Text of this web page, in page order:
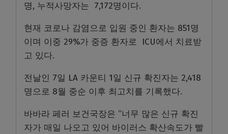
명, 누적사망자는 7,172명이다.
현재 코로나 감염으로 입원 중인 환자는 851명
이며 이중 29%가 중증 환자로 ICU에서 치료받
고 있다.
전날인 7일 LA 카운티 1일 신규 확진자는 2,418
명으로 8월 중순 이후 최고치를 기록했다.
바바라 페러 보건국장은 “너무 많은 신규 확진
자가 매일 나오고 있어 바이러스 확산속도가 빨